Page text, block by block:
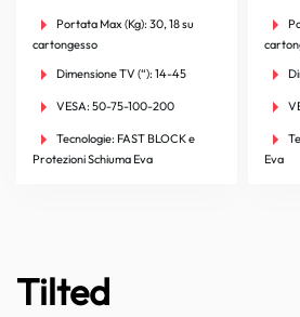
Portata Max (Kg): 30, 18 su
cartongesso
Dimensione TV (“): 14-45
VESA: 50-75-100-200
Tecnologie: FAST BLOCK e
Protezioni Schiuma Eva
Eva
Tilted